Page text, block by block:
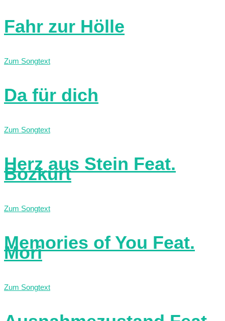
Fahr zur Hölle
Zum Songtext
Da für dich
Zum Songtext
Herz aus Stein Feat.
Bozkurt
Zum Songtext
Memories of You Feat.
Mori
Zum Songtext